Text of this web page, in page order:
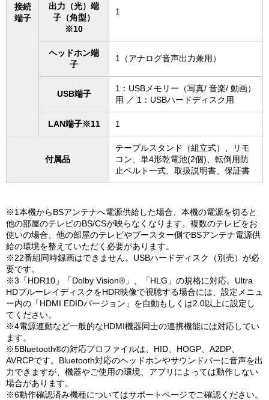
接続
端子
出力（光）端
子（角型）
※10
1
ヘッドホン端
子
1（アナログ音声出力兼用）
USB端子
1：USBメモリー（写真/ 音楽/ 動画）
用 ／ 1：USBハードディスク用
LAN端子※11 1
付属品
テーブルスタンド（組立式）、リモ
コン、単4形乾電池(2個)、転倒用防
止ベルト一式、取扱説明書、保証書
※1本機からBSアンテナへ電源供給した場合、本機の電源を切ると
他の部屋のテレビのBS/CSが映らなくなります。複数のテレビをお
使いの場合、他の部屋のテレビやブースター側でBSアンテナ電源供
給の環境を整えていただく必要があります。
※22番組同時録画はできません。USBハードディスク（別売）が必
要です。
※3「HDR10」「Dolby Vision®」、「HLG」の規格に対応。Ultra
HDブルーレイディスクをHDR映像で視聴する場合には、設定メニュ
ー内の「HDMI EDIDバージョン」を自動もしくは2.0以上に設定し
てください。
※4電源連動など一般的なHDMI機器同士の連携機能には対応してい
ます。
※5Bluetooth®の対応プロファイルは、HID、HOGP、A2DP、
AVRCPです。Bluetooth対応のヘッドホンやサウンドバーに音声を出
力できますが、機器やご使用の環境、アプリによっては動作しない
場合があります。
※6動作確認済み機種についてはサポートページでご確認ください。